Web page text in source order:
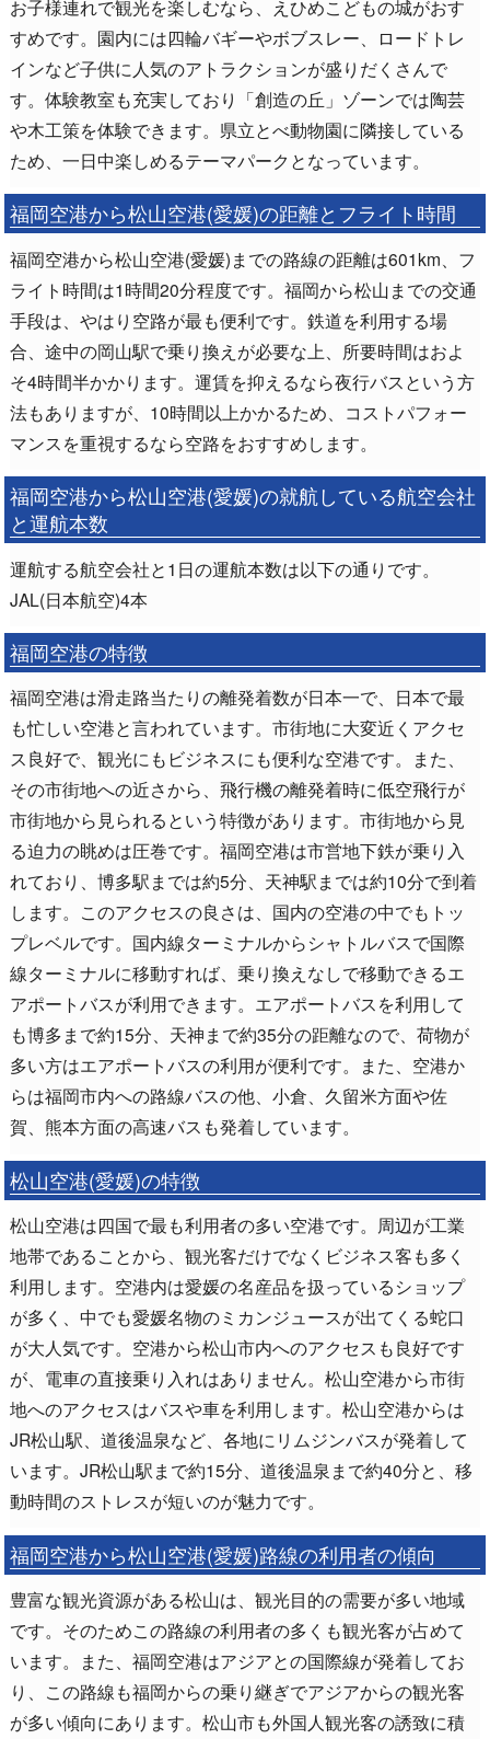
お子様連れで観光を楽しむなら、えひめこどもの城がおす
すめです。園内には四輪バギーやボブスレー、ロードトレ
インなど子供に人気のアトラクションが盛りだくさんで
す。体験教室も充実しており「創造の丘」ゾーンでは陶芸
や木工策を体験できます。県立とべ動物園に隣接している
ため、一日中楽しめるテーマパークとなっています。
福岡空港から松山空港(愛媛)の距離とフライト時間
福岡空港から松山空港(愛媛)までの路線の距離は601km、フ
ライト時間は1時間20分程度です。福岡から松山までの交通
手段は、やはり空路が最も便利です。鉄道を利用する場
合、途中の岡山駅で乗り換えが必要な上、所要時間はおよ
そ4時間半かかります。運賃を抑えるなら夜行バスという方
法もありますが、10時間以上かかるため、コストパフォー
マンスを重視するなら空路をおすすめします。
福岡空港から松山空港(愛媛)の就航している航空会社
と運航本数
運航する航空会社と1日の運航本数は以下の通りです。
JAL(日本航空)4本
福岡空港の特徴
福岡空港は滑走路当たりの離発着数が日本一で、日本で最
も忙しい空港と言われています。市街地に大変近くアクセ
ス良好で、観光にもビジネスにも便利な空港です。また、
その市街地への近さから、飛行機の離発着時に低空飛行が
市街地から見られるという特徴があります。市街地から見
る迫力の眺めは圧巻です。福岡空港は市営地下鉄が乗り入
れており、博多駅までは約5分、天神駅までは約10分で到着
します。このアクセスの良さは、国内の空港の中でもトッ
プレベルです。国内線ターミナルからシャトルバスで国際
線ターミナルに移動すれば、乗り換えなしで移動できるエ
アポートバスが利用できます。エアポートバスを利用して
も博多まで約15分、天神まで約35分の距離なので、荷物が
多い方はエアポートバスの利用が便利です。また、空港か
らは福岡市内への路線バスの他、小倉、久留米方面や佐
賀、熊本方面の高速バスも発着しています。
松山空港(愛媛)の特徴
松山空港は四国で最も利用者の多い空港です。周辺が工業
地帯であることから、観光客だけでなくビジネス客も多く
利用します。空港内は愛媛の名産品を扱っているショップ
が多く、中でも愛媛名物のミカンジュースが出てくる蛇口
が大人気です。空港から松山市内へのアクセスも良好です
が、電車の直接乗り入れはありません。松山空港から市街
地へのアクセスはバスや車を利用します。松山空港からは
JR松山駅、道後温泉など、各地にリムジンバスが発着して
います。JR松山駅まで約15分、道後温泉まで約40分と、移
動時間のストレスが短いのが魅力です。
福岡空港から松山空港(愛媛)路線の利用者の傾向
豊富な観光資源がある松山は、観光目的の需要が多い地域
です。そのためこの路線の利用者の多くも観光客が占めて
います。また、福岡空港はアジアとの国際線が発着してお
り、この路線も福岡からの乗り継ぎでアジアからの観光客
が多い傾向にあります。松山市も外国人観光客の誘致に積